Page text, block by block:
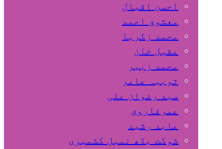
احسن اقبال
معشوق احمد
محمد زکریا
عقیل خان
محمد زبیر
ثوبیہ عامر
سید رضوان علی
عمرفاروق
عابد رشید
شوکت بڈھ نمبل کشمیری